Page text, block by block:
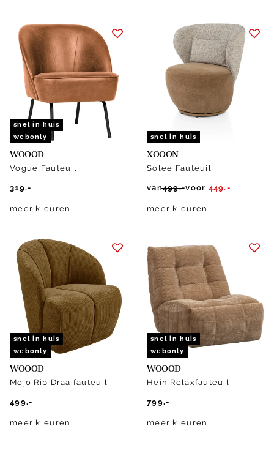
snel in huis
webonly
WOOOD
Vogue Fauteuil
319.-
meer kleuren
snel in huis
XOOON
Solee Fauteuil
van499.-voor 449.-
meer kleuren
snel in huis
webonly
WOOOD
Mojo Rib Draaifauteuil
499.-
meer kleuren
snel in huis
webonly
WOOOD
Hein Relaxfauteuil
799.-
meer kleuren